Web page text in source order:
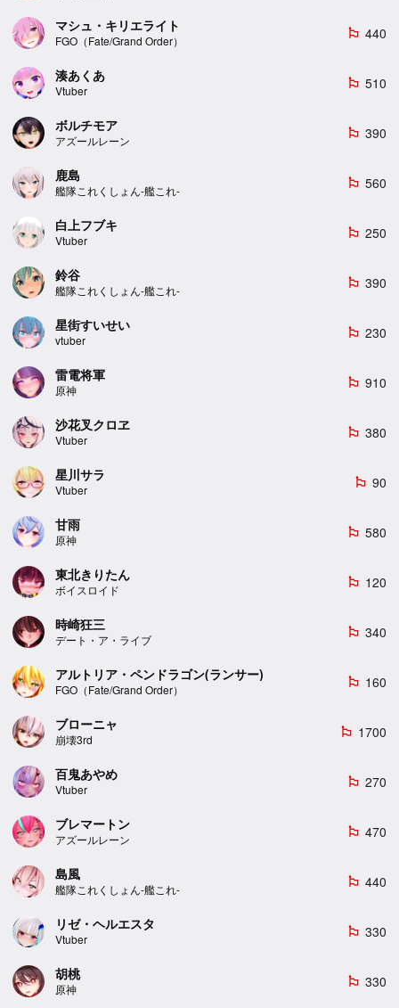
マシュ・キリエライト
FGO（Fate/Grand Order）
emoji_flags 440
湊あくあ
Vtuber
emoji_flags 510
ボルチモア
アズールレーン
emoji_flags 390
鹿島
艦隊これくしょん-艦これ-
emoji_flags 560
白上フブキ
Vtuber
emoji_flags 250
鈴谷
艦隊これくしょん-艦これ-
emoji_flags 390
星街すいせい
vtuber
emoji_flags 230
雷電将軍
原神
emoji_flags 910
沙花叉クロヱ
Vtuber
emoji_flags 380
星川サラ
Vtuber
emoji_flags 90
甘雨
原神
emoji_flags 580
東北きりたん
ボイスロイド
emoji_flags 120
時崎狂三
デート・ア・ライブ
emoji_flags 340
アルトリア・ペンドラゴン(ランサー)
FGO（Fate/Grand Order）
emoji_flags 160
ブローニャ
崩壊3rd
emoji_flags 1700
百鬼あやめ
Vtuber
emoji_flags 270
ブレマートン
アズールレーン
emoji_flags 470
島風
艦隊これくしょん-艦これ-
emoji_flags 440
リゼ・ヘルエスタ
Vtuber
emoji_flags 330
胡桃
原神
emoji_flags 330